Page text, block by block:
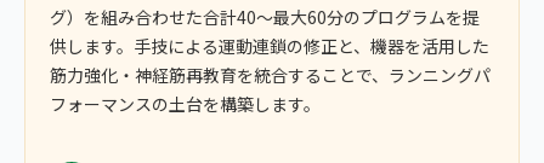
グ）を組み合わせた合計40〜最大60分のプログラムを提
供します。手技による運動連鎖の修正と、機器を活用した
筋力強化・神経筋再教育を統合することで、ランニングパ
フォーマンスの土台を構築します。